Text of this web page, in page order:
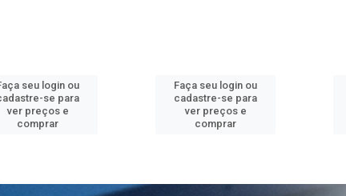
seu login ou
se para
ver preços e
comprar
Faça seu login ou
cadastre-se para
ver preços e
comprar